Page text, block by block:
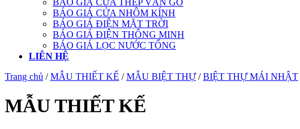
BÁO GIÁ CỬA THÉP VÂN GỖ
BÁO GIÁ CỬA NHÔM KÍNH
BÁO GIÁ ĐIỆN MẶT TRỜI
BÁO GIÁ ĐIỆN THÔNG MINH
BÁO GIÁ LỌC NƯỚC TỔNG
LIÊN HỆ
Trang chủ /MẪU THIẾT KẾ /MẪU BIỆT THỰ/BIỆT THỰ MÁI NHẬT
MẪU THIẾT KẾ